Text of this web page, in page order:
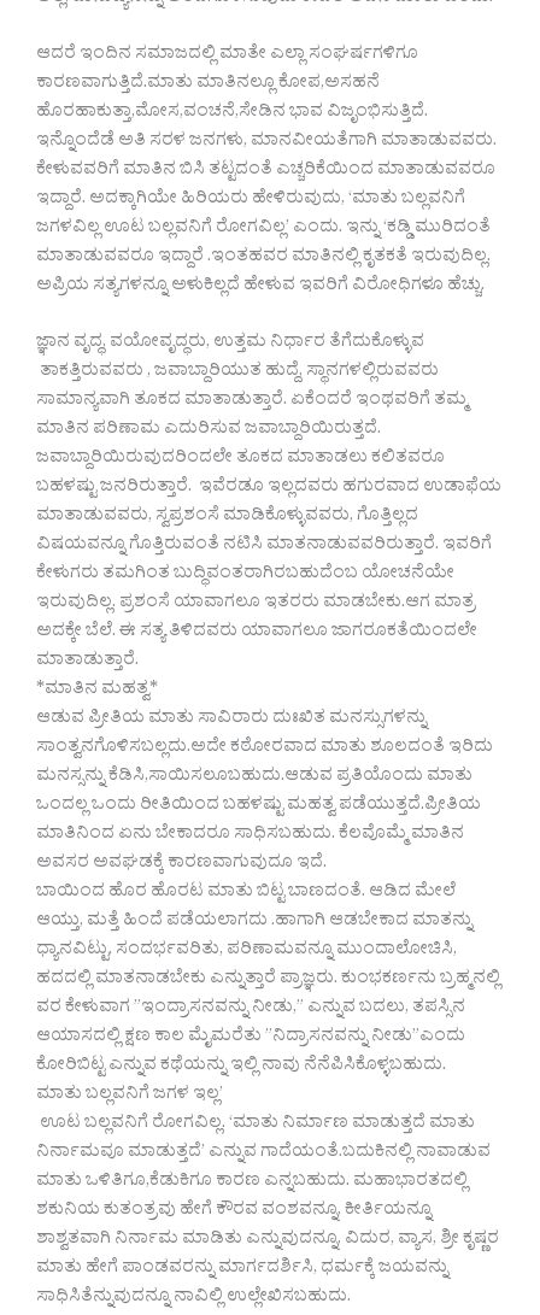
ಆದರೆ ಇಂದಿನ ಸಮಾಜದಲ್ಲಿ ಮಾತೇ ಎಲ್ಲಾ ಸಂಘರ್ಷಗಳಿಗೂ
ಕಾರಣವಾಗುತ್ತಿದೆ.ಮಾತು ಮಾತಿನಲ್ಲೂ ಕೋಪ,ಅಸಹನೆ
ಹೊರಹಾಕುತ್ತಾ,ಮೋಸ,ವಂಚನೆ,ಸೇಡಿನ ಭಾವ ವಿಜೃಂಭಿಸುತ್ತಿದೆ.
ಇನ್ನೊಂದೆಡೆ ಅತಿ ಸರಳ ಜನಗಳು, ಮಾನವೀಯತೆಗಾಗಿ ಮಾತಾಡುವವರು.
ಕೇಳುವವರಿಗೆ ಮಾತಿನ ಬಿಸಿ ತಟ್ಟದಂತೆ ಎಚ್ಚರಿಕೆಯಿಂದ ಮಾತಾಡುವವರೂ
ಇದ್ದಾರೆ. ಅದಕ್ಕಾಗಿಯೇ ಹಿರಿಯರು ಹೇಳಿರುವುದು, ‘ಮಾತು ಬಲ್ಲವನಿಗೆ
ಜಗಳವಿಲ್ಲ ಊಟ ಬಲ್ಲವನಿಗೆ ರೋಗವಿಲ್ಲ’ ಎಂದು. ಇನ್ನು ‘ಕಡ್ಡಿ ಮುರಿದಂತೆ
ಮಾತಾಡುವವರೂ ಇದ್ದಾರೆ .ಇಂತಹವರ ಮಾತಿನಲ್ಲಿ ಕೃತಕತೆ ಇರುವುದಿಲ್ಲ.
ಅಪ್ರಿಯ ಸತ್ಯಗಳನ್ನೂ ಅಳುಕಿಲ್ಲದೆ ಹೇಳುವ ಇವರಿಗೆ ವಿರೋಧಿಗಳೂ ಹೆಚ್ಚು.
ಜ್ಞಾನ ವೃದ್ಧ, ವಯೋವೃದ್ಧರು, ಉತ್ತಮ ನಿರ್ಧಾರ ತೆಗೆದುಕೊಳ್ಳುವ
ತಾಕತ್ತಿರುವವರು , ಜವಾಬ್ದಾರಿಯುತ ಹುದ್ದೆ, ಸ್ಥಾನಗಳಲ್ಲಿರುವವರು
ಸಾಮಾನ್ಯವಾಗಿ ತೂಕದ ಮಾತಾಡುತ್ತಾರೆ. ಏಕೆಂದರೆ ಇಂಥವರಿಗೆ ತಮ್ಮ
ಮಾತಿನ ಪರಿಣಾಮ ಎದುರಿಸುವ ಜವಾಬ್ದಾರಿಯಿರುತ್ತದೆ.
ಜವಾಬ್ದಾರಿಯಿರುವುದರಿಂದಲೇ ತೂಕದ ಮಾತಾಡಲು ಕಲಿತವರೂ
ಬಹಳಷ್ಟು ಜನರಿರುತ್ತಾರೆ. ಇವೆರಡೂ ಇಲ್ಲದವರು ಹಗುರವಾದ ಉಡಾಫೆಯ
ಮಾತಾಡುವವರು, ಸ್ವಪ್ರಶಂಸೆ ಮಾಡಿಕೊಳ್ಳುವವರು, ಗೊತ್ತಿಲ್ಲದ
ವಿಷಯವನ್ನೂ ಗೊತ್ತಿರುವಂತೆ ನಟಿಸಿ ಮಾತನಾಡುವವರಿರುತ್ತಾರೆ. ಇವರಿಗೆ
ಕೇಳುಗರು ತಮಗಿಂತ ಬುದ್ಧಿವಂತರಾಗಿರಬಹುದೆಂಬ ಯೋಚನೆಯೇ
ಇರುವುದಿಲ್ಲ. ಪ್ರಶಂಸೆ ಯಾವಾಗಲೂ ಇತರರು ಮಾಡಬೇಕು.ಆಗ ಮಾತ್ರ
ಅದಕ್ಕೇ ಬೆಲೆ. ಈ ಸತ್ಯ ತಿಳಿದವರು ಯಾವಾಗಲೂ ಜಾಗರೂಕತೆಯಿಂದಲೇ
ಮಾತಾಡುತ್ತಾರೆ.
*ಮಾತಿನ ಮಹತ್ವ*
ಆಡುವ ಪ್ರೀತಿಯ ಮಾತು ಸಾವಿರಾರು ದುಃಖಿತ ಮನಸ್ಸುಗಳನ್ನು
ಸಾಂತ್ವನಗೊಳಿಸಬಲ್ಲದು.ಅದೇ ಕಠೋರವಾದ ಮಾತು ಶೂಲದಂತೆ ಇರಿದು
ಮನಸ್ಸನ್ನು ಕೆಡಿಸಿ,ಸಾಯಿಸಲೂಬಹುದು.ಆಡುವ ಪ್ರತಿಯೊಂದು ಮಾತು
ಒಂದಲ್ಲ ಒಂದು ರೀತಿಯಿಂದ ಬಹಳಷ್ಟು ಮಹತ್ವ ಪಡೆಯುತ್ತದೆ.ಪ್ರೀತಿಯ
ಮಾತಿನಿಂದ ಏನು ಬೇಕಾದರೂ ಸಾಧಿಸಬಹುದು. ಕೆಲವೊಮ್ಮೆ ಮಾತಿನ
ಅವಸರ ಅವಘಡಕ್ಕೆ ಕಾರಣವಾಗುವುದೂ ಇದೆ.
ಬಾಯಿಂದ ಹೊರ ಹೊರಟ ಮಾತು ಬಿಟ್ಟ ಬಾಣದಂತೆ. ಆಡಿದ ಮೇಲೆ
ಆಯ್ತು, ಮತ್ತೆ ಹಿಂದೆ ಪಡೆಯಲಾಗದು .ಹಾಗಾಗಿ ಆಡಬೇಕಾದ ಮಾತನ್ನು
ಧ್ಯಾನವಿಟ್ಟು, ಸಂದರ್ಭವರಿತು, ಪರಿಣಾಮವನ್ನೂ ಮುಂದಾಲೋಚಿಸಿ,
ಹದದಲ್ಲಿ ಮಾತನಾಡಬೇಕು ಎನ್ನುತ್ತಾರೆ ಪ್ರಾಜ್ಞರು. ಕುಂಭಕರ್ಣನು ಬ್ರಹ್ಮನಲ್ಲಿ
ವರ ಕೇಳುವಾಗ ”ಇಂದ್ರಾಸನವನ್ನು ನೀಡು,” ಎನ್ನುವ ಬದಲು, ತಪಸ್ಸಿನ
ಆಯಾಸದಲ್ಲಿ ಕ್ಷಣ ಕಾಲ ಮೈಮರೆತು ”ನಿದ್ರಾಸನವನ್ನು ನೀಡು”ಎಂದು
ಕೋರಿಬಿಟ್ಟ ಎನ್ನುವ ಕಥೆಯನ್ನು ಇಲ್ಲಿ ನಾವು ನೆನೆಪಿಸಿಕೊಳ್ಳಬಹುದು.
ಮಾತು ಬಲ್ಲವನಿಗೆ ಜಗಳ ಇಲ್ಲ’
ಊಟ ಬಲ್ಲವನಿಗೆ ರೋಗವಿಲ್ಲ. ‘ಮಾತು ನಿರ್ಮಾಣ ಮಾಡುತ್ತದೆ ಮಾತು
ನಿರ್ನಾಮವೂ ಮಾಡುತ್ತದೆ’ ಎನ್ನುವ ಗಾದೆಯಂತೆ.ಬದುಕಿನಲ್ಲಿ ನಾವಾಡುವ
ಮಾತು ಒಳಿತಿಗೂ,ಕೆಡುಕಿಗೂ ಕಾರಣ ಎನ್ನಬಹುದು. ಮಹಾಭಾರತದಲ್ಲಿ
ಶಕುನಿಯ ಕುತಂತ್ರವು ಹೇಗೆ ಕೌರವ ವಂಶವನ್ನೂ, ಕೀರ್ತಿಯನ್ನೂ
ಶಾಶ್ವತವಾಗಿ ನಿರ್ನಾಮ ಮಾಡಿತು ಎನ್ನುವುದನ್ನೂ, ವಿದುರ, ವ್ಯಾಸ, ಶ್ರೀ ಕೃಷ್ಣರ
ಮಾತು ಹೇಗೆ ಪಾಂಡವರನ್ನು ಮಾರ್ಗದರ್ಶಿಸಿ, ಧರ್ಮಕ್ಕೆ ಜಯವನ್ನು
ಸಾಧಿಸಿತೆನ್ನುವುದನ್ನೂ ನಾವಿಲ್ಲಿ ಉಲ್ಲೇಖಿಸಬಹುದು.